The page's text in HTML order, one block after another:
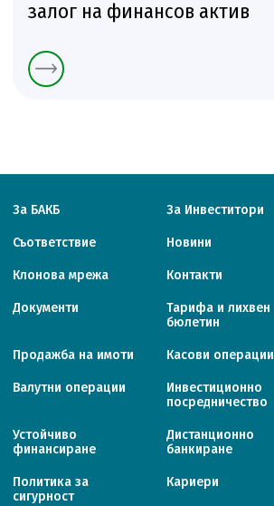
залог на финансов актив
За БАКБ За Инвеститори
Съответствие Новини
Клонова мрежа Контакти
Документи
Тарифa и лихвен
бюлетин
Продажба на имоти Касови операции
Валутни операции
Инвестиционно
посредничество
Устойчиво
финансиране
Дистанционно
банкиране
Политика за
сигурност
Кариери